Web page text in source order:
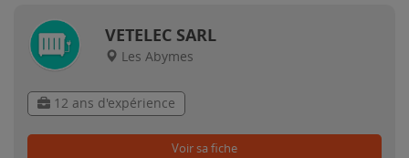
VETELEC SARL
Les Abymes
12 ans d'expérience
Voir sa fiche